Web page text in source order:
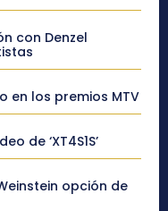
con Denzel
en los premios MTV
de ‘XT4S1S’
opción de